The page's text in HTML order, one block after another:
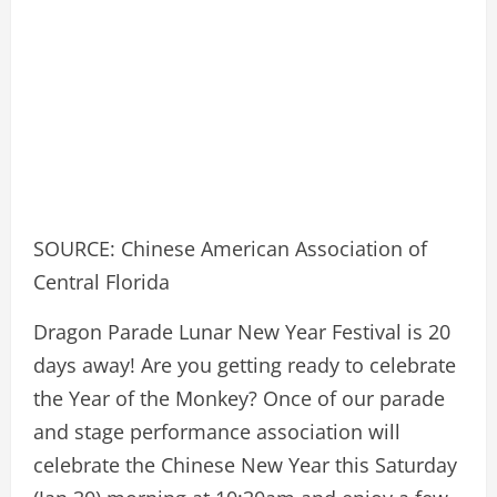
SOURCE: Chinese American Association of
Central Florida
Dragon Parade Lunar New Year Festival is 20
days away! Are you getting ready to celebrate
the Year of the Monkey? Once of our parade
and stage performance association will
celebrate the Chinese New Year this Saturday